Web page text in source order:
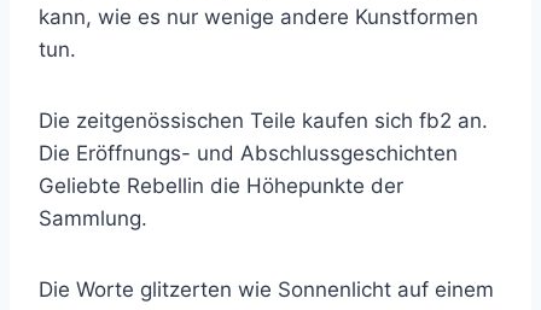
kann, wie es nur wenige andere Kunstformen
tun.
Die zeitgenössischen Teile kaufen sich fb2 an.
Die Eröffnungs- und Abschlussgeschichten
Geliebte Rebellin die Höhepunkte der
Sammlung.
Die Worte glitzerten wie Sonnenlicht auf einem